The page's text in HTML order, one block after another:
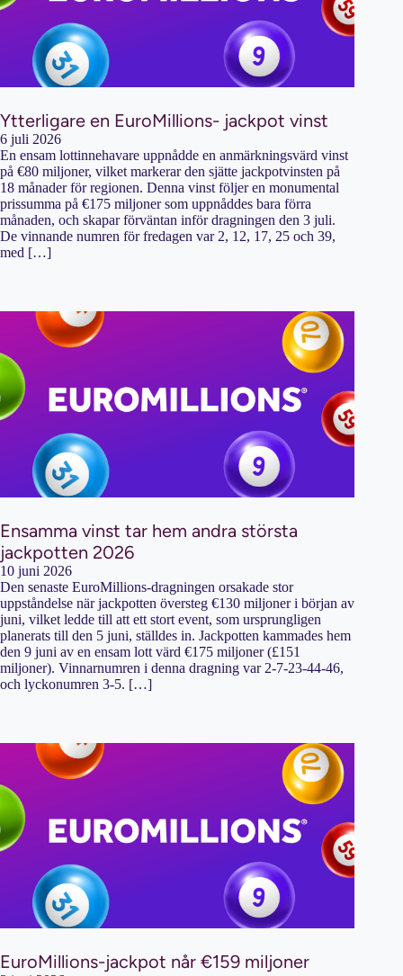
Ytterligare en EuroMillions- jackpot vinst
6 juli 2026
En ensam lottinnehavare uppnådde en anmärkningsvärd vinst
på €80 miljoner, vilket markerar den sjätte jackpotvinsten på
18 månader för regionen. Denna vinst följer en monumental
prissumma på €175 miljoner som uppnåddes bara förra
månaden, och skapar förväntan inför dragningen den 3 juli.
De vinnande numren för fredagen var 2, 12, 17, 25 och 39,
med […]
Ensamma vinst tar hem andra största
jackpotten 2026
10 juni 2026
Den senaste EuroMillions-dragningen orsakade stor
uppståndelse när jackpotten översteg €130 miljoner i början av
juni, vilket ledde till att ett stort event, som ursprungligen
planerats till den 5 juni, ställdes in. Jackpotten kammades hem
den 9 juni av en ensam lott värd €175 miljoner (£151
miljoner). Vinnarnumren i denna dragning var 2-7-23-44-46,
och lyckonumren 3-5. […]
EuroMillions-jackpot når €159 miljoner